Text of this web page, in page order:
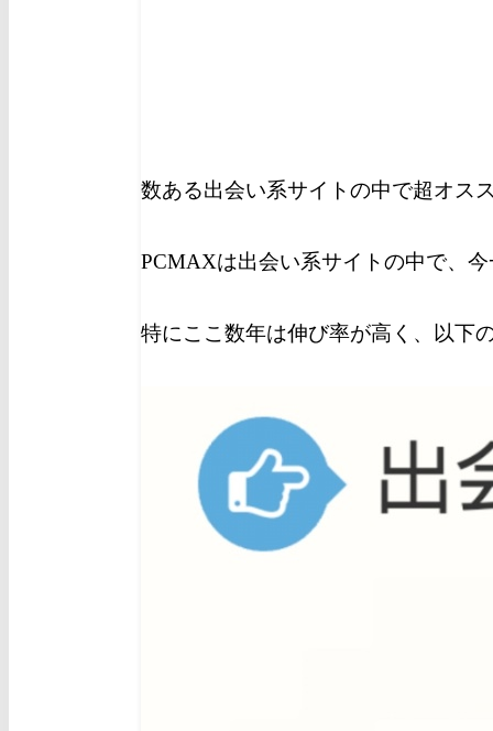
数ある出会い系サイトの中で超オス
PCMAXは出会い系サイトの中で、
特にここ数年は伸び率が高く、以下